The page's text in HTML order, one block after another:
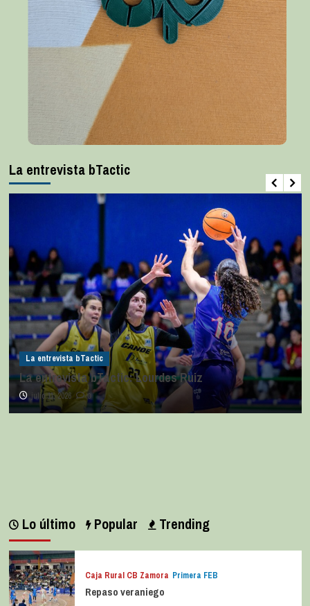
La entrevista bTactic
La entrevista bTactic
La entrevista bTactic: Lourdes Ruiz
julio 11, 2026 0
Lo último Popular Trending
Caja Rural CB Zamora Primera FEB
Repaso veraniego